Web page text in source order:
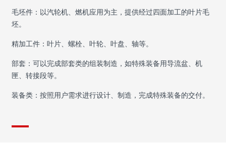
毛坯件：以汽轮机、燃机应用为主，提供经过四面加工的叶片毛
坯。
精加工件：叶片、螺栓、叶轮、叶盘、轴等。
部套：可以完成部套类的组装制造，如特殊装备用导流盆、机
匣、转接段等。
装备类：按照用户需求进行设计、制造，完成特殊装备的交付。